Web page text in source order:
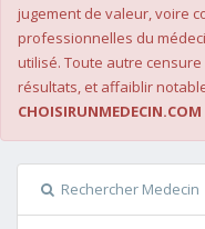
jugement de valeur, voire
professionnelles du
utilisé. Toute autre
résultats, et affaiblir
CHOISIRUNMEDECIN.COM
Rechercher Medecin